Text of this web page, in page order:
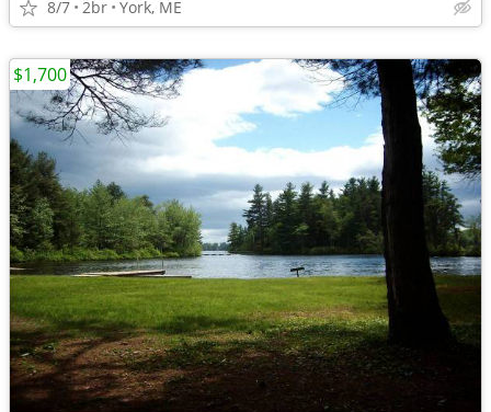
8/7 2br York, ME
$1,700